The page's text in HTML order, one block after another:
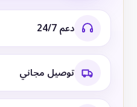
دعم 24/7
توصيل مجاني